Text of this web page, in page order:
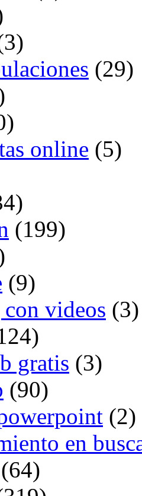
(29)
online (5)
(199)
(9)
videos (3)
gratis (3)
(90)
(2)
en
(64)